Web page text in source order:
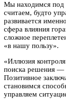
Мы находимся под
считаем, будто
развивается
сфера влияния
сложное
«в нашу пользу».
«Иллюзия
поиска решения —
Позитивное
становимся
управляем